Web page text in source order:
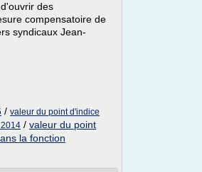
des
compensatoire de
syndicaux Jean-
/ valeur du point d'indice
/ valeur du point
la fonction